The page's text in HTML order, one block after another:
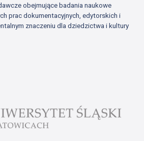
obejmujące badania naukowe
prac dokumentacyjnych, edytorskich i
znaczeniu dla dziedzictwa i kultury